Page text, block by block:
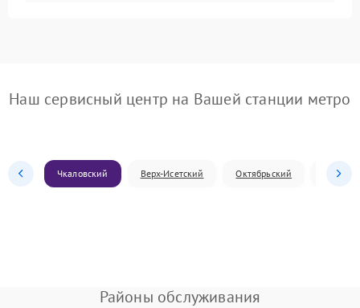
Наш сервисный центр на Вашей станции метро
Чкаловский Верх-Исетский Октябрьский
Районы обслуживания